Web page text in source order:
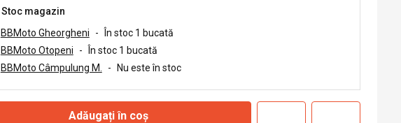
Stoc magazin
BBMoto Gheorgheni
- În stoc 1 bucată
BBMoto Otopeni
- În stoc 1 bucată
BBMoto Câmpulung M.
- Nu este în stoc
Adăugați în coș